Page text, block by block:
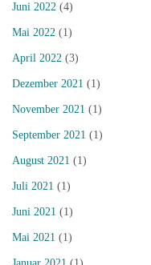
Juni 2022 (4)
Mai 2022 (1)
April 2022 (3)
Dezember 2021 (1)
November 2021 (1)
September 2021 (1)
August 2021 (1)
Juli 2021 (1)
Juni 2021 (1)
Mai 2021 (1)